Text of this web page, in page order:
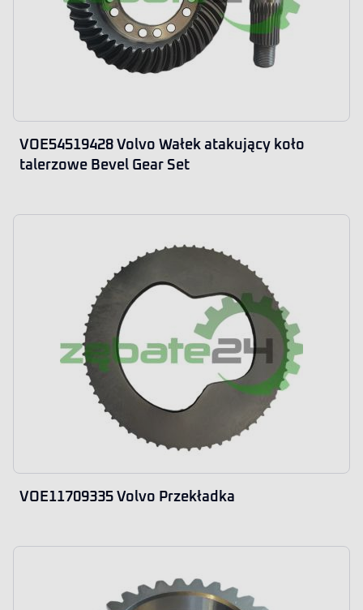
VOE54519428 Volvo Wałek atakujący koło
talerzowe Bevel Gear Set
VOE11709335 Volvo Przekładka